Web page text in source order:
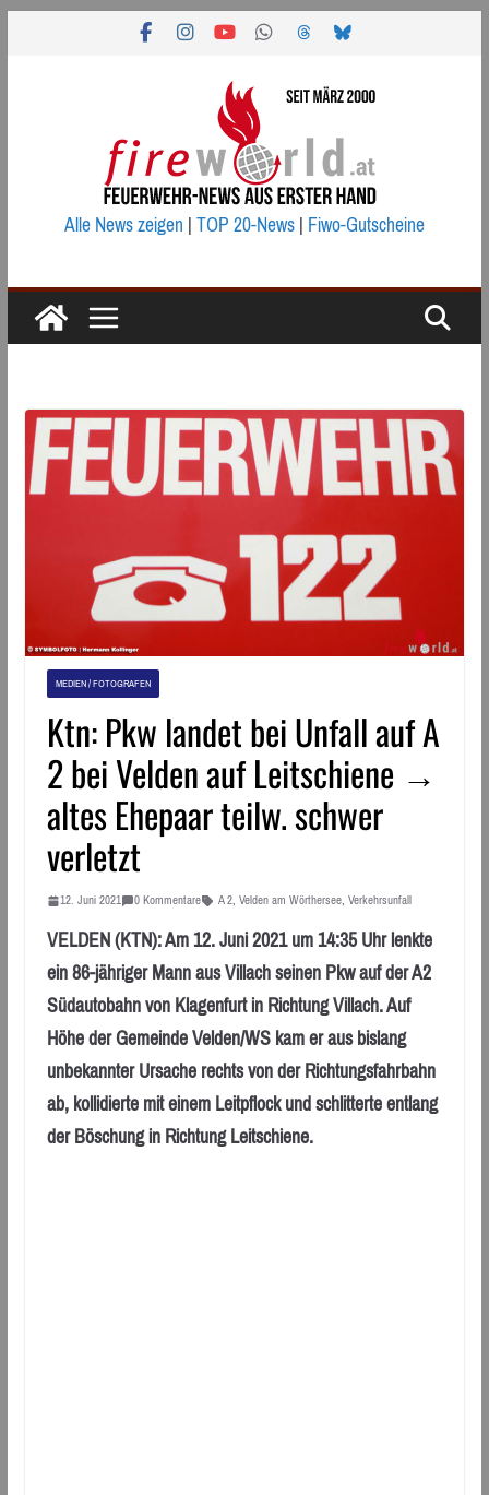
Alle News zeigen|TOP 20-News|Fiwo-Gutscheine
MEDIEN / FOTOGRAFEN
Ktn: Pkw landet bei Unfall auf A
2 bei Velden auf Leitschiene →
altes Ehepaar teilw. schwer
verletzt
12. Juni 2021 0 Kommentare A 2, Velden am Wörthersee, Verkehrsunfall
VELDEN (KTN): Am 12. Juni 2021 um 14:35 Uhr lenkte
ein 86-jähriger Mann aus Villach seinen Pkw auf der A2
Südautobahn von Klagenfurt in Richtung Villach. Auf
Höhe der Gemeinde Velden/WS kam er aus bislang
unbekannter Ursache rechts von der Richtungsfahrbahn
ab, kollidierte mit einem Leitpflock und schlitterte entlang
der Böschung in Richtung Leitschiene.